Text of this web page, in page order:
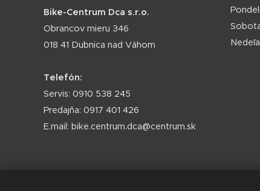
Bike-Centrum Dca s.r.o.
Obrancov mieru 346
018 41 Dubnica nad Váhom
Telefón:
Servis: 0910 538 245
Predajňa: 0917 401 426
E.mail: bike.centrum.dca@centrum.sk